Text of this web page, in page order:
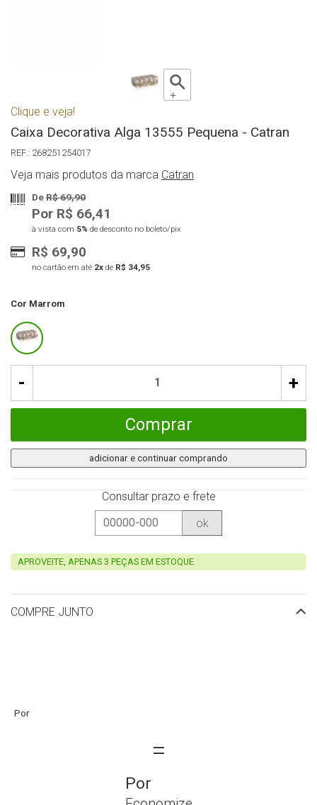
Clique e veja!
Caixa Decorativa Alga 13555 Pequena - Catran
268251254017
Veja mais produtos da marca Catran
DeR$ 69,90
Por R$ 66,41
à vista com 5% de desconto no boleto/pix
R$ 69,90
no cartão em até 2x de R$ 34,95
Cor Marrom
- +
Comprar
adicionar e continuar comprando
Consultar prazo e frete
ok
APROVEITE, APENAS 3 PEÇAS EM ESTOQUE
COMPRE JUNTO